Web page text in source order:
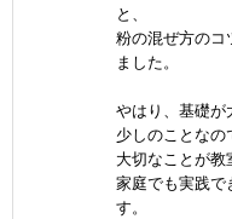
と、
粉の混ぜ方のコ
ました。
やはり、基礎が
少しのことなの
大切なことが教
家庭でも実践で
す。